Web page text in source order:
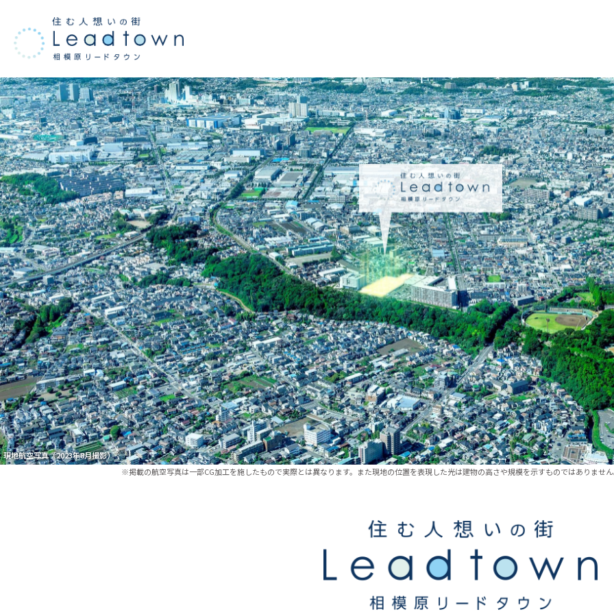
現地航空写真（2023年8月撮影）
※掲載の航空写真は一部CG加工を施したもので実際とは異なります。また現地の位置を表現した光は建物の高さや規模を示すものではありませ